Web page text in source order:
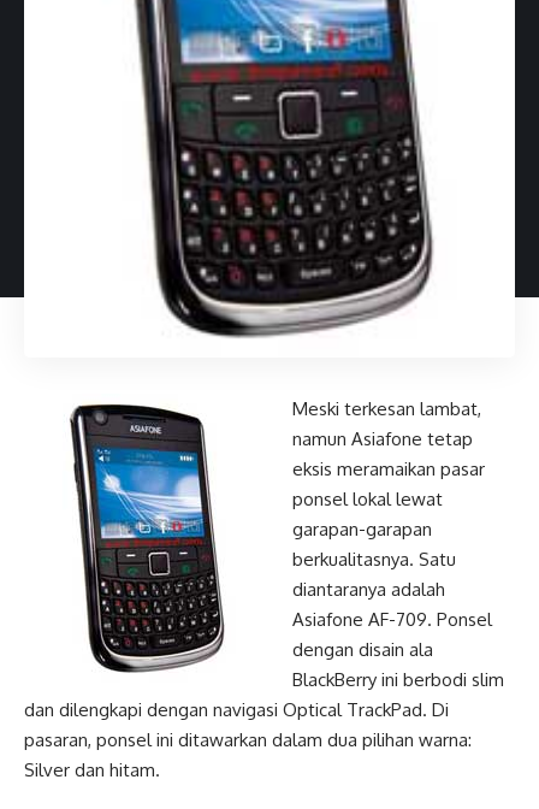
Meski terkesan lambat,
namun Asiafone tetap
eksis meramaikan pasar
ponsel lokal lewat
garapan-garapan
berkualitasnya. Satu
diantaranya adalah
Asiafone AF-709. Ponsel
dengan disain ala
BlackBerry ini berbodi slim
dan dilengkapi dengan navigasi Optical TrackPad. Di
pasaran, ponsel ini ditawarkan dalam dua pilihan warna:
Silver dan hitam.